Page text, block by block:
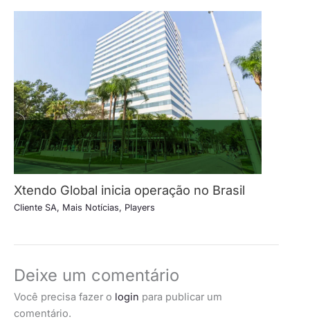
Xtendo Global inicia operação no Brasil
Cliente SA, Mais Notícias, Players
Deixe um comentário
Você precisa fazer o login para publicar um
comentário.